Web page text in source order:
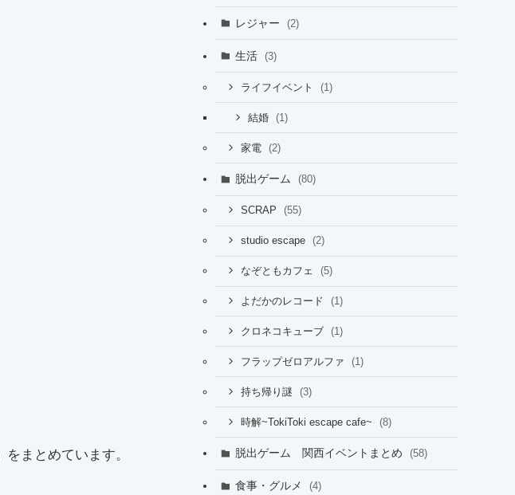
をまとめています。
レジャー (2)
生活 (3)
ライフイベント (1)
結婚 (1)
家電 (2)
脱出ゲーム (80)
SCRAP (55)
studio escape (2)
なぞともカフェ (5)
よだかのレコード (1)
クロネコキューブ (1)
フラップゼロアルファ (1)
持ち帰り謎 (3)
時解~TokiToki escape cafe~ (8)
脱出ゲーム 関西イベントまとめ (58)
食事・グルメ (4)